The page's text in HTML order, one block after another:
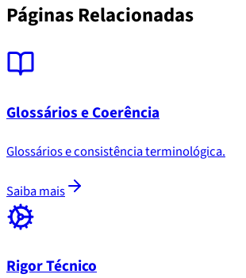
Páginas Relacionadas
Glossários e Coerência
Glossários e consistência terminológica.
Saiba mais
Rigor Técnico